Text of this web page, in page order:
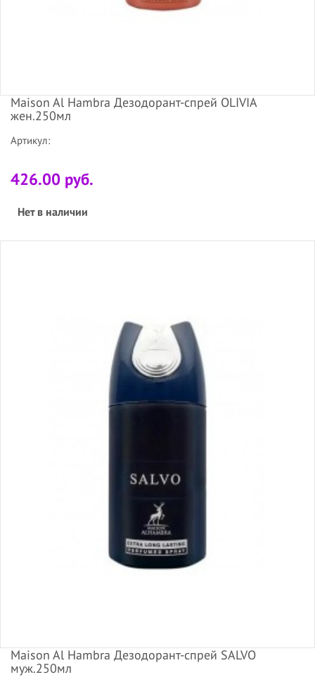
Maison Al Hambra Дезодорант-спрей OLIVIA
жен.250мл
Артикул:
426.00 руб.
Нет в наличии
Maison Al Hambra Дезодорант-спрей SALVO
муж.250мл